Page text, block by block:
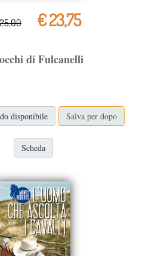
€ 23,75
di Fulcanelli
disponibile Salva per dopo
Scheda